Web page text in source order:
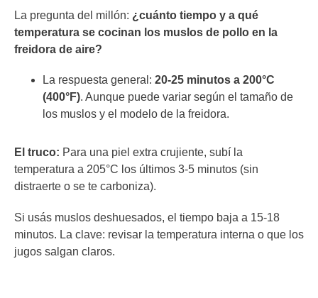
La pregunta del millón: ¿cuánto tiempo y a qué
temperatura se cocinan los muslos de pollo en la
freidora de aire?
La respuesta general: 20-25 minutos a 200°C
(400°F). Aunque puede variar según el tamaño de
los muslos y el modelo de la freidora.
El truco: Para una piel extra crujiente, subí la
temperatura a 205°C los últimos 3-5 minutos (sin
distraerte o se te carboniza).
Si usás muslos deshuesados, el tiempo baja a 15-18
minutos. La clave: revisar la temperatura interna o que los
jugos salgan claros.